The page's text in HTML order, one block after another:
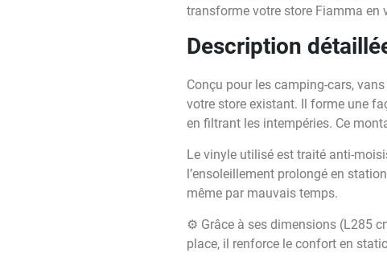
transforme votre store Fiamma en
Description
Conçu pour les camping-cars,
votre store existant. Il forme une
en filtrant les intempéries. Ce
Le vinyle utilisé est traité anti-
l’ensoleillement prolongé en
même par mauvais temps.
⚙️ Grâce à ses dimensions (L285
place, il renforce le confort en